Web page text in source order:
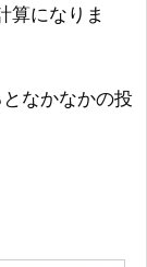
算になりま
なかなかの投